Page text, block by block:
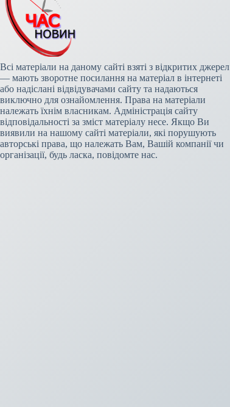
Всі матеріали на даному сайті взяті з відкритих джерел
— мають зворотне посилання на матеріал в інтернеті
або надіслані відвідувачами сайту та надаються
виключно для ознайомлення. Права на матеріали
належать їхнім власникам. Адміністрація сайту
відповідальності за зміст матеріалу несе. Якщо Ви
виявили на нашому сайті матеріали, які порушують
авторські права, що належать Вам, Вашій компанії чи
організації, будь ласка, повідомте нас.